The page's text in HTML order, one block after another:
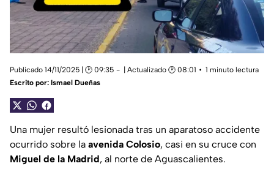
Publicado 14/11/2025 | 🕑 09:35 | Actualizado 🕑 08:01
1 minuto lectura
Escrito por: Ismael Dueñas
Una mujer resultó lesionada tras un aparatoso accidente
ocurrido sobre la avenida Colosio, casi en su cruce con
Miguel de la Madrid, al norte de Aguascalientes.